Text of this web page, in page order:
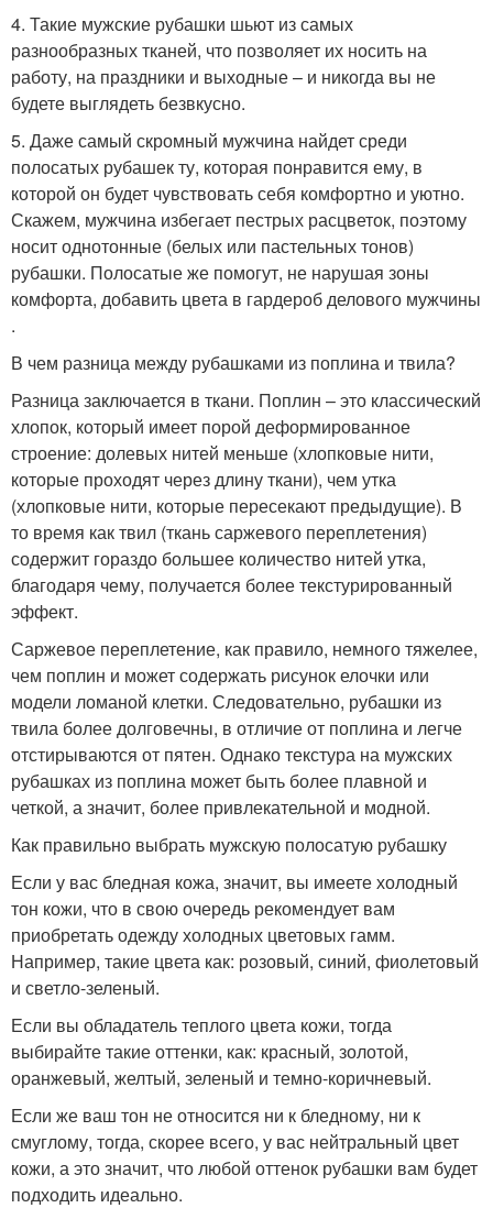
4. Такие мужские рубашки шьют из самых
разнообразных тканей, что позволяет их носить на
работу, на праздники и выходные – и никогда вы не
будете выглядеть безвкусно.
5. Даже самый скромный мужчина найдет среди
полосатых рубашек ту, которая понравится ему, в
которой он будет чувствовать себя комфортно и уютно.
Скажем, мужчина избегает пестрых расцветок, поэтому
носит однотонные (белых или пастельных тонов)
рубашки. Полосатые же помогут, не нарушая зоны
комфорта, добавить цвета в гардероб делового мужчины
.
В чем разница между рубашками из поплина и твила?
Разница заключается в ткани. Поплин – это классический
хлопок, который имеет порой деформированное
строение: долевых нитей меньше (хлопковые нити,
которые проходят через длину ткани), чем утка
(хлопковые нити, которые пересекают предыдущие). В
то время как твил (ткань саржевого переплетения)
содержит гораздо большее количество нитей утка,
благодаря чему, получается более текстурированный
эффект.
Саржевое переплетение, как правило, немного тяжелее,
чем поплин и может содержать рисунок елочки или
модели ломаной клетки. Следовательно, рубашки из
твила более долговечны, в отличие от поплина и легче
отстирываются от пятен. Однако текстура на мужских
рубашках из поплина может быть более плавной и
четкой, а значит, более привлекательной и модной.
Как правильно выбрать мужскую полосатую рубашку
Если у вас бледная кожа, значит, вы имеете холодный
тон кожи, что в свою очередь рекомендует вам
приобретать одежду холодных цветовых гамм.
Например, такие цвета как: розовый, синий, фиолетовый
и светло-зеленый.
Если вы обладатель теплого цвета кожи, тогда
выбирайте такие оттенки, как: красный, золотой,
оранжевый, желтый, зеленый и темно-коричневый.
Если же ваш тон не относится ни к бледному, ни к
смуглому, тогда, скорее всего, у вас нейтральный цвет
кожи, а это значит, что любой оттенок рубашки вам будет
подходить идеально.